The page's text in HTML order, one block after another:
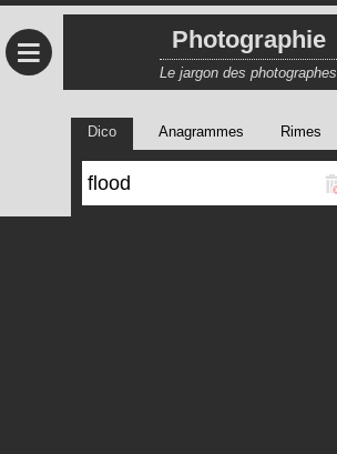
≡ Photographie
Le jargon des photographes
Dico Anagrammes Rimes